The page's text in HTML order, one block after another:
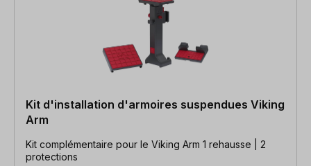
Kit d'installation d'armoires suspendues Viking
Arm
Kit complémentaire pour le Viking Arm 1 rehausse | 2
protections